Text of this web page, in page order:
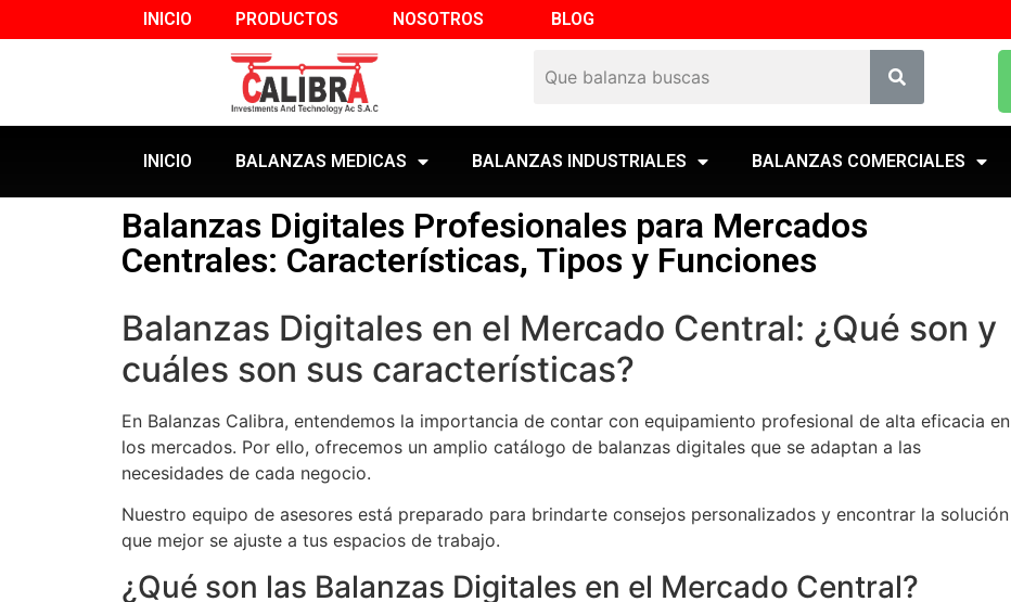
INICIO PRODUCTOS NOSOTROS BLOG
INICIO BALANZAS MEDICAS BALANZAS INDUSTRIALES BALANZAS COMERCIALES
Balanzas Digitales Profesionales para Mercados
Centrales: Características, Tipos y Funciones
Balanzas Digitales en el Mercado Central: ¿Qué son y
cuáles son sus características?
En Balanzas Calibra, entendemos la importancia de contar con equipamiento profesional de alta eficacia en
los mercados. Por ello, ofrecemos un amplio catálogo de balanzas digitales que se adaptan a las
necesidades de cada negocio.
Nuestro equipo de asesores está preparado para brindarte consejos personalizados y encontrar la solución
que mejor se ajuste a tus espacios de trabajo.
¿Qué son las Balanzas Digitales en el Mercado Central?